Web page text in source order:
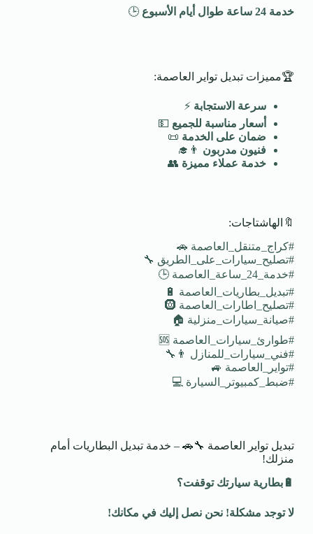
خدمة 24 ساعة طوال أيام الأسبوع 🕒
🏆مميزات تبديل تواير العاصمة:
سرعة الاستجابة ⚡
أسعار مناسبة للجميع 💵
ضمان على الخدمة 📜
فنيون مدربون 👨‍🎓
خدمة عملاء مميزة 👥
🔖الهاشتاجات:
#كراج_متنقل_العاصمة 🚗
#تصليح_سيارات_على_الطريق 🔧
#خدمة_24_ساعة_العاصمة 🕒
#تبديل_بطاريات_العاصمة 🔋
#تصليح_اطارات_العاصمة 🛞
#صيانة_سيارات_منزلية 🏠
#طوارئ_سيارات_العاصمة 🆘
#فني_سيارات_للمنازل 👨‍🔧
#تواير_العاصمة 🚙
#ضبط_كمبيوتر_السيارة 💻
تبديل تواير العاصمة 🔧🚗 – خدمة تبديل البطاريات أمام
منزلك!
🔋 بطارية سيارتك توقفت؟
لا توجد مشكلة! نحن نصل إليك في مكانك!